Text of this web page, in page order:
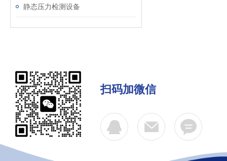
静态压力检测设备
扫码加微信